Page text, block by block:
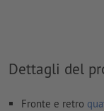
Dettagli del
Fronte e retro